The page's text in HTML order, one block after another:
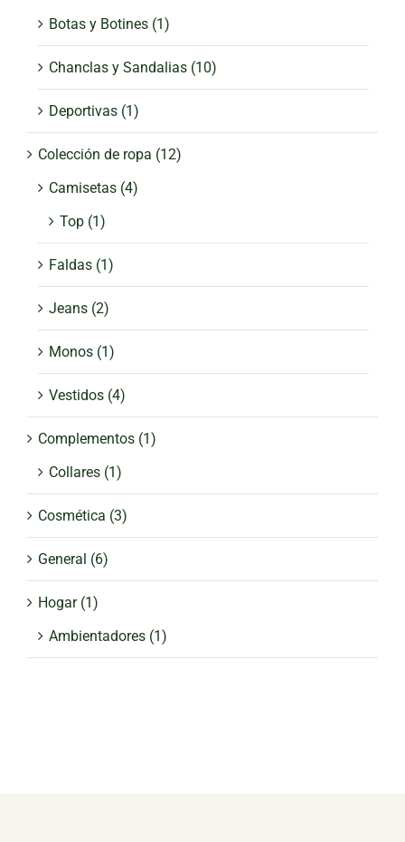
Botas y Botines (1)
Chanclas y Sandalias (10)
Deportivas (1)
Colección de ropa (12)
Camisetas (4)
Top (1)
Faldas (1)
Jeans (2)
Monos (1)
Vestidos (4)
Complementos (1)
Collares (1)
Cosmética (3)
General (6)
Hogar (1)
Ambientadores (1)